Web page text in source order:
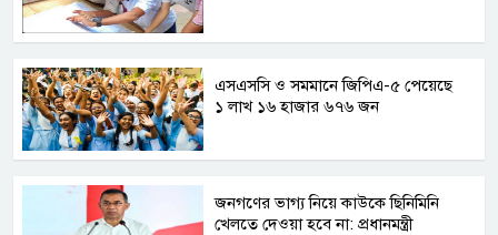
এসএসসি ও সমমানে জিপিএ-৫ পেয়েছে
১ লাখ ১৬ হাজার ৬৭৬ জন
জনগণের ভাগ্য নিয়ে কাউকে ছিনিমিনি
খেলতে দেওয়া হবে না: প্রধানমন্ত্রী